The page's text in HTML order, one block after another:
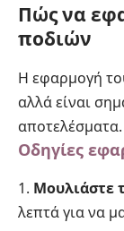
Πώς να
ποδιών
Η εφαρμογή
αλλά είναι
αποτελέσματα.
Οδηγίες
Μουλιάστε
λεπτά για να